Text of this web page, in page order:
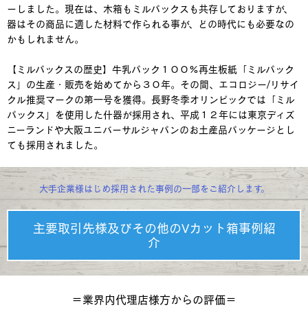
ーしました。現在は、木箱もミルパックスも共存しておりますが、
器はその商品に適した材料で作られる事が、どの時代にも必要なの
かもしれません。
【ミルパックスの歴史】牛乳パック１００%再生板紙「ミルパック
ス」の生産・販売を始めてから３０年。その間、エコロジー/リサイ
クル推奨マークの第一号を獲得。長野冬季オリンピックでは「ミル
パックス」を使用した什器が採用され、平成１２年には東京ディズ
ニーランドや大阪ユニバーサルジャパンのお土産品パッケージとし
ても採用されました。
大手企業様はじめ採用された事例の一部をご紹介します。
主要取引先様及びその他のVカット箱事例紹
介
＝業界内代理店様方からの評価＝